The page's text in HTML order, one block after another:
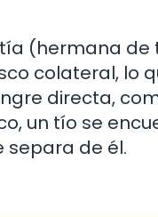
(hermana de
colateral, lo
directa,
un tío se
separa de él.